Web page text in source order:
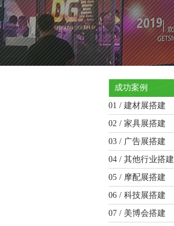
成功案例
01 / 建材展搭建
02 / 家具展搭建
03 / 广告展搭建
04 / 其他行业搭建
05 / 摩配展搭建
06 / 科技展搭建
07 / 美博会搭建